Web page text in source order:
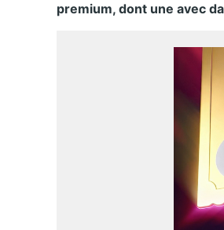
premium, dont une avec